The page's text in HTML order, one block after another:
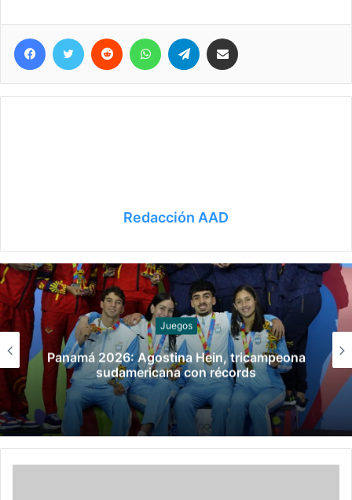
Facebook
Twitter Reddit WhatsAppTelegram
Redacción AAD
Juegos
Panamá 2026: Argentina sumó tres nuevas
medallas y se metió en el top 3